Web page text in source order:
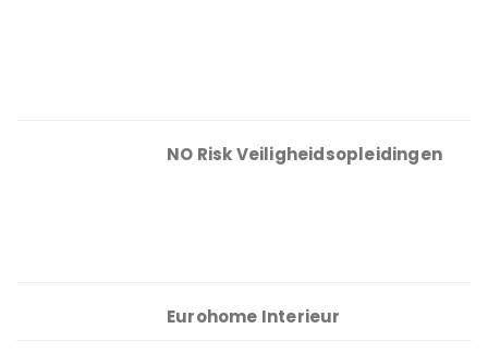
NO Risk Veiligheidsopleidingen
Eurohome Interieur